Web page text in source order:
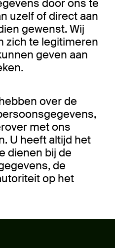
door ons te
uzelf of direct aan
gewenst. Wij
zich te legitimeren
geven aan
over de
met ons
U heeft altijd het
dienen bij de
de
op het